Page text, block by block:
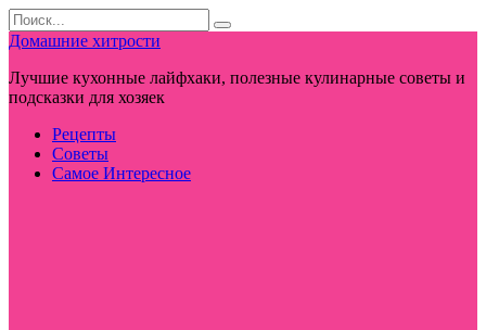
Перейти
к
контенту
Search
for:
Домашние хитрости
Лучшие кухонные лайфхаки, полезные кулинарные советы и
подсказки для хозяек
Рецепты
Советы
Самое Интересное